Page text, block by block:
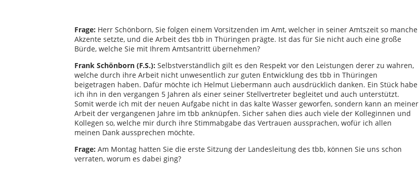
Frage: Herr Schönborn, Sie folgen einem Vorsitzenden im Amt, welcher in seiner Amtszeit so manche
Akzente setzte, und die Arbeit des tbb in Thüringen prägte. Ist das für Sie nicht auch eine große
Bürde, welche Sie mit Ihrem Amtsantritt übernehmen?
Frank Schönborn (F.S.): Selbstverständlich gilt es den Respekt vor den Leistungen derer zu wahren,
welche durch ihre Arbeit nicht unwesentlich zur guten Entwicklung des tbb in Thüringen
beigetragen haben. Dafür möchte ich Helmut Liebermann auch ausdrücklich danken. Ein Stück habe
ich ihn in den vergangen 5 Jahren als einer seiner Stellvertreter begleitet und auch unterstützt.
Somit werde ich mit der neuen Aufgabe nicht in das kalte Wasser geworfen, sondern kann an meiner
Arbeit der vergangenen Jahre im tbb anknüpfen. Sicher sahen dies auch viele der Kolleginnen und
Kollegen so, welche mir durch ihre Stimmabgabe das Vertrauen aussprachen, wofür ich allen
meinen Dank aussprechen möchte.
Frage: Am Montag hatten Sie die erste Sitzung der Landesleitung des tbb, können Sie uns schon
verraten, worum es dabei ging?